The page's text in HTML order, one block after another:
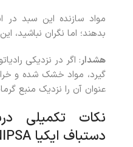
مواد سازنده این سبد
بدهند؛ اما نگران نباشید،
هشدار: اگر در نزدیکی
گیرد، مواد خشک شده و
عنوان آن را نزدیک منبع
نکات تکمیلی
دستباف ایکیا KNIPSA